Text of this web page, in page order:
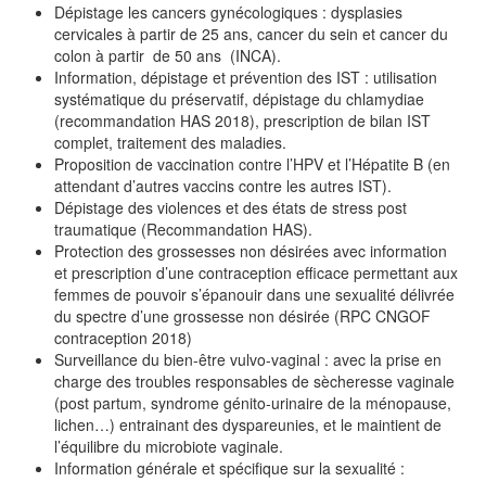
Dépistage les cancers gynécologiques : dysplasies
cervicales à partir de 25 ans, cancer du sein et cancer du
colon à partir de 50 ans (INCA).
Information, dépistage et prévention des IST : utilisation
systématique du préservatif, dépistage du chlamydiae
(recommandation HAS 2018), prescription de bilan IST
complet, traitement des maladies.
Proposition de vaccination contre l’HPV et l’Hépatite B (en
attendant d’autres vaccins contre les autres IST).
Dépistage des violences et des états de stress post
traumatique (Recommandation HAS).
Protection des grossesses non désirées avec information
et prescription d’une contraception efficace permettant aux
femmes de pouvoir s’épanouir dans une sexualité délivrée
du spectre d’une grossesse non désirée (RPC CNGOF
contraception 2018)
Surveillance du bien-être vulvo-vaginal : avec la prise en
charge des troubles responsables de sècheresse vaginale
(post partum, syndrome génito-urinaire de la ménopause,
lichen…) entrainant des dyspareunies, et le maintient de
l’équilibre du microbiote vaginale.
Information générale et spécifique sur la sexualité :